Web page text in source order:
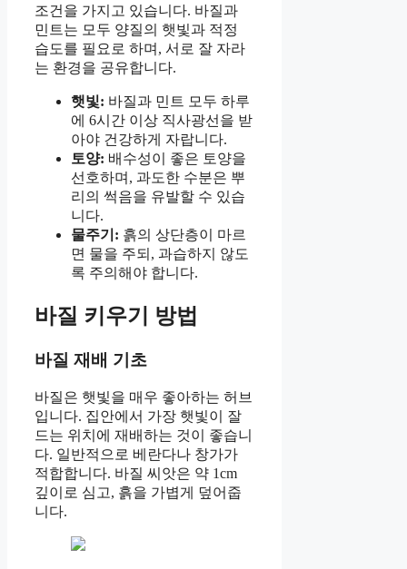
조건을 가지고 있습니다. 바질과
민트는 모두 양질의 햇빛과 적정
습도를 필요로 하며, 서로 잘 자라
는 환경을 공유합니다.
햇빛: 바질과 민트 모두 하루
에 6시간 이상 직사광선을 받
아야 건강하게 자랍니다.
토양: 배수성이 좋은 토양을
선호하며, 과도한 수분은 뿌
리의 썩음을 유발할 수 있습
니다.
물주기: 흙의 상단층이 마르
면 물을 주되, 과습하지 않도
록 주의해야 합니다.
바질 키우기 방법
바질 재배 기초
바질은 햇빛을 매우 좋아하는 허브
입니다. 집안에서 가장 햇빛이 잘
드는 위치에 재배하는 것이 좋습니
다. 일반적으로 베란다나 창가가
적합합니다. 바질 씨앗은 약 1cm
깊이로 심고, 흙을 가볍게 덮어줍
니다.